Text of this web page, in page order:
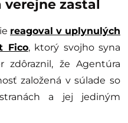
verejne zastal
reagoval v uplynulých
Fico, ktorý svojho syna
zdôraznil, že Agentúra
založená v súlade so
a jej jediným